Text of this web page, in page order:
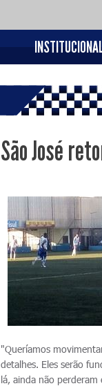
São José
"Queríamos
detalhes. Eles serão
lá, ainda não perderam